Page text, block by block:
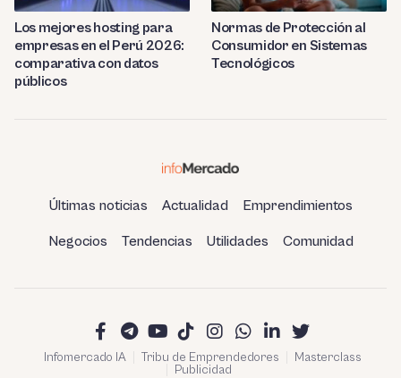
Los mejores hosting para
empresas en el Perú 2026:
comparativa con datos
públicos
Normas de Protección al
Consumidor en Sistemas
Tecnológicos
Últimas noticias Actualidad Emprendimientos
Negocios Tendencias Utilidades Comunidad
Infomercado IA Tribu de Emprendedores
Masterclass
Publicidad